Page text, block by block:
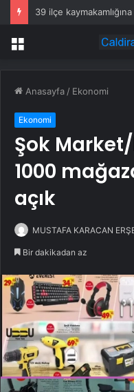
Menü
Anasayfa / Ekonomi
Ekonomi
Şok
1000
açık
MUSTAFA KARACAN
Bir dakikadan az